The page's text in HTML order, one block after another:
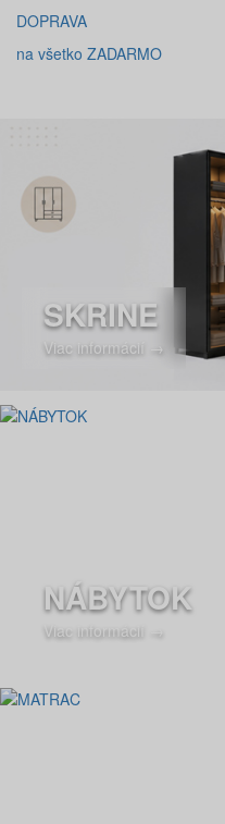
DOPRAVA
na všetko ZADARMO
SKRINE
Viac informácií →
NÁBYTOK
Viac informácií →